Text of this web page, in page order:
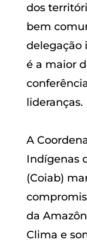
dos
bem
delegação
é a maior
lideranças.
A
Indígenas
(Coiab)
da
Clima e